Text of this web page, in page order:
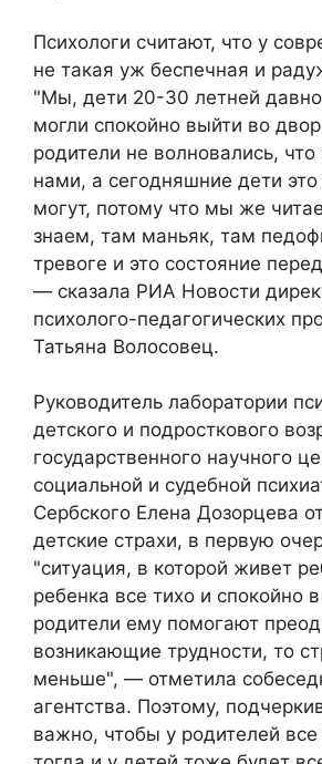
Психологи считают, что у
не такая уж беспечная и
"Мы, дети 20-30 летней
могли спокойно выйти во
родители не волновались, что
нами, а сегодняшние дети это
могут, потому что мы же
знаем, там маньяк, там
тревоге и это состояние
— сказала РИА Новости
психолого-педагогических
Татьяна Волосовец.
Руководитель лаборатории
детского и подросткового
государственного научного
социальной и судебной
Сербского Елена Дозорцева
детские страхи, в первую
"ситуация, в которой живет
ребенка все тихо и спокойно
родители ему помогают
возникающие трудности, то
меньше", — отметила
агентства. Поэтому,
важно, чтобы у родителей